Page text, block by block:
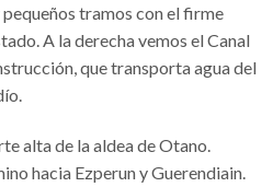
tramos con el firme
A la derecha vemos el Canal
que transporta agua del
alta de la aldea de Otano.
hacia Ezperun y Guerendiain.